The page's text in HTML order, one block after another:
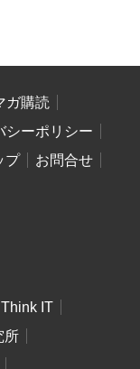
ガ購読
シーポリシー
プ
お問合せ
Think IT
所